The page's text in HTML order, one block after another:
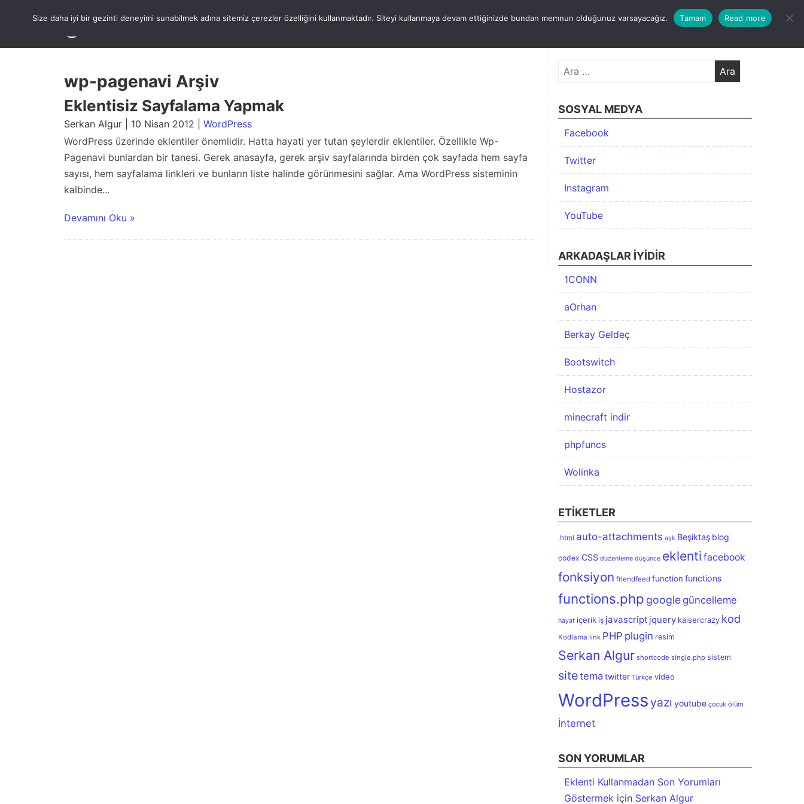
ANASAYFA WORDPRESS ATATÜRK HAKKIMDA KATEGORİLER İLETİŞİM ARŞİV
wp-pagenavi Arşiv
Eklentisiz Sayfalama Yapmak
Serkan Algur | 10 Nisan 2012 | WordPress
WordPress üzerinde eklentiler önemlidir. Hatta hayati yer tutan şeylerdir eklentiler. Özellikle Wp-
Pagenavi bunlardan bir tanesi. Gerek anasayfa, gerek arşiv sayfalarında birden çok sayfada hem sayfa
sayısı, hem sayfalama linkleri ve bunların liste halinde görünmesini sağlar. Ama WordPress sisteminin
kalbinde...
Devamını Oku »
Arama:
SOSYAL MEDYA
Facebook
Twitter
Instagram
YouTube
ARKADAŞLAR İYIDIR
1CONN
aOrhan
Berkay Geldeç
Bootswitch
Hostazor
minecraft indir
phpfuncs
Wolinka
ETIKETLER
.html auto-attachments aşk Beşiktaş blog
codex CSS düzenleme düşünce eklenti facebook
fonksiyon friendfeed function functions
functions.php googlegüncelleme
hayat içerik iş javascript jquery kaisercrazy kod
Kodlama link PHP plugin resim
Serkan Algur shortcode single.php sistem
sitetema twitter Türkçe video
WordPressyazı youtube çocuk ölüm
İnternet
SON YORUMLAR
Eklenti Kullanmadan Son Yorumları
Göstermekiçin Serkan Algur
Size daha iyi bir gezinti deneyimi sunabilmek adına sitemiz çerezler özelliğini kullanmaktadır. Siteyi kullanmaya devam ettiğinizde bundan memnun olduğunuz varsayacağız. Tamam Read more